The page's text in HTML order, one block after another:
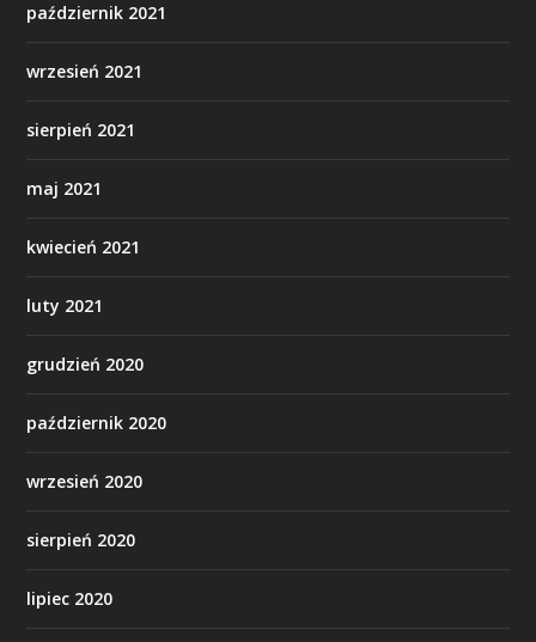
październik 2021
wrzesień 2021
sierpień 2021
maj 2021
kwiecień 2021
luty 2021
grudzień 2020
październik 2020
wrzesień 2020
sierpień 2020
lipiec 2020